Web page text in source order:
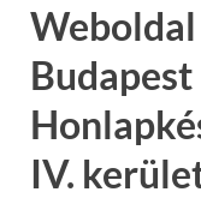
IV.